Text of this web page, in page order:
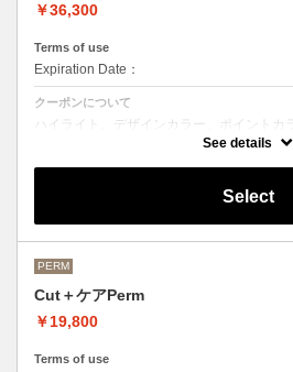
￥36,300
Terms of use
Expiration Date：
クーポンについて
ハイライト、デザインカラー、ポイント
できないデザインをご希望の方はこちらの
Aujuaシステムトリートメントを使った４
●トリートメントは髪質に合わせてご提案
●ご希望の色やカラー履歴、デザインによ
現できない場合もございます。
●髪の長さにより別途ロング料金を頂戴い
See details
Select
PERM
Cut＋ケアPerm
￥19,800
Terms of use